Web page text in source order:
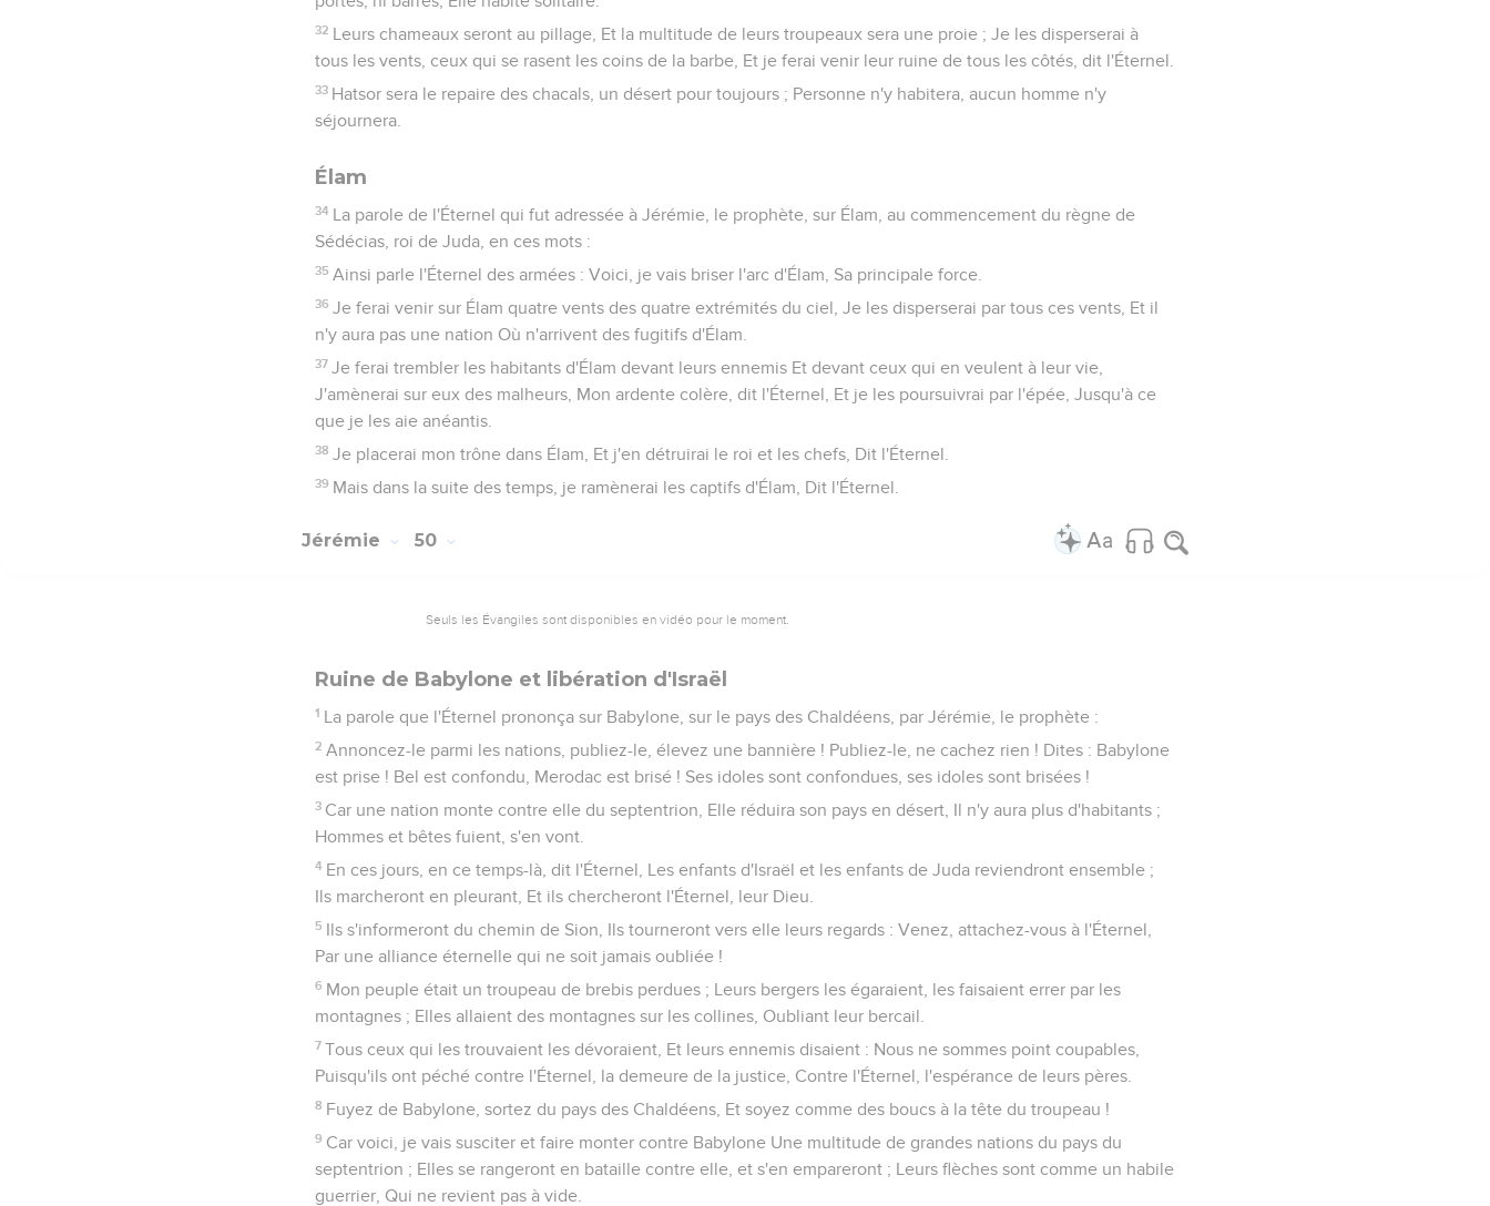
32 Leurs chameaux seront au pillage, Et la multitude de leurs troupeaux sera une proie ; Je les disperserai à
tous les vents, ceux qui se rasent les coins de la barbe, Et je ferai venir leur ruine de tous les côtés, dit l'Éternel.
33 Hatsor sera le repaire des chacals, un désert pour toujours ; Personne n'y habitera, aucun homme n'y
séjournera.
Élam
34 La parole de l'Éternel qui fut adressée à Jérémie, le prophète, sur Élam, au commencement du règne de
Sédécias, roi de Juda, en ces mots :
35 Ainsi parle l'Éternel des armées : Voici, je vais briser l'arc d'Élam, Sa principale force.
36 Je ferai venir sur Élam quatre vents des quatre extrémités du ciel, Je les disperserai par tous ces vents, Et il
n'y aura pas une nation Où n'arrivent des fugitifs d'Élam.
37 Je ferai trembler les habitants d'Élam devant leurs ennemis Et devant ceux qui en veulent à leur vie,
J'amènerai sur eux des malheurs, Mon ardente colère, dit l'Éternel, Et je les poursuivrai par l'épée, Jusqu'à ce
que je les aie anéantis.
38 Je placerai mon trône dans Élam, Et j'en détruirai le roi et les chefs, Dit l'Éternel.
39 Mais dans la suite des temps, je ramènerai les captifs d'Élam, Dit l'Éternel.
Jérémie 50
Seuls les Évangiles sont disponibles en vidéo pour le moment.
Ruine de Babylone et libération d'Israël
1 La parole que l'Éternel prononça sur Babylone, sur le pays des Chaldéens, par Jérémie, le prophète :
2 Annoncez-le parmi les nations, publiez-le, élevez une bannière ! Publiez-le, ne cachez rien ! Dites : Babylone
est prise ! Bel est confondu, Merodac est brisé ! Ses idoles sont confondues, ses idoles sont brisées !
3 Car une nation monte contre elle du septentrion, Elle réduira son pays en désert, Il n'y aura plus d'habitants ;
Hommes et bêtes fuient, s'en vont.
4 En ces jours, en ce temps-là, dit l'Éternel, Les enfants d'Israël et les enfants de Juda reviendront ensemble ;
Ils marcheront en pleurant, Et ils chercheront l'Éternel, leur Dieu.
5 Ils s'informeront du chemin de Sion, Ils tourneront vers elle leurs regards : Venez, attachez-vous à l'Éternel,
Par une alliance éternelle qui ne soit jamais oubliée !
6 Mon peuple était un troupeau de brebis perdues ; Leurs bergers les égaraient, les faisaient errer par les
montagnes ; Elles allaient des montagnes sur les collines, Oubliant leur bercail.
7 Tous ceux qui les trouvaient les dévoraient, Et leurs ennemis disaient : Nous ne sommes point coupables,
Puisqu'ils ont péché contre l'Éternel, la demeure de la justice, Contre l'Éternel, l'espérance de leurs pères.
8 Fuyez de Babylone, sortez du pays des Chaldéens, Et soyez comme des boucs à la tête du troupeau !
9 Car voici, je vais susciter et faire monter contre Babylone Une multitude de grandes nations du pays du
septentrion ; Elles se rangeront en bataille contre elle, et s'en empareront ; Leurs flèches sont comme un habile
guerrier, Qui ne revient pas à vide.